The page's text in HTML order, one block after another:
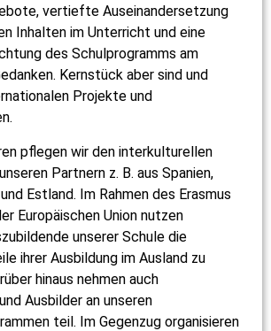
vertiefte Auseinandersetzung
Inhalten im Unterricht und eine
des Schulprogramms am
Kernstück aber sind und
Projekte und
pflegen wir den interkulturellen
Partnern z. B. aus Spanien,
Estland. Im Rahmen des Erasmus
Europäischen Union nutzen
unserer Schule die
ihrer Ausbildung im Ausland zu
hinaus nehmen auch
Ausbilder an unseren
teil. Im Gegenzug organisieren